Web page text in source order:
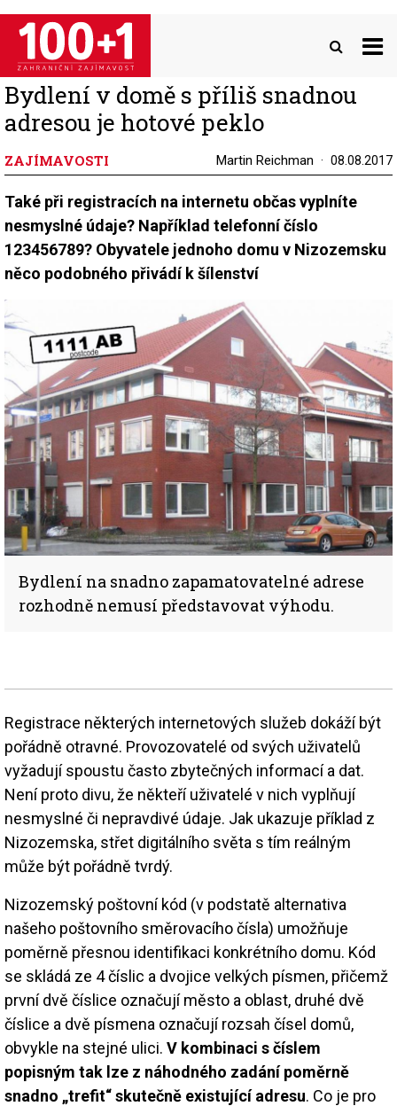
Přejít
hlavnímu
obsahu
Bydlení v domě s příliš snadnou
adresou je hotové peklo
ZAJÍMAVOSTI Martin Reichman 08.08.2017
Také při registracích na internetu občas vyplníte
nesmyslné údaje? Například telefonní číslo
123456789? Obyvatele jednoho domu v Nizozemsku
něco podobného přivádí k šílenství
Bydlení na snadno zapamatovatelné adrese
rozhodně nemusí představovat výhodu.
Registrace některých internetových služeb dokáží být
pořádně otravné. Provozovatelé od svých uživatelů
vyžadují spoustu často zbytečných informací a dat.
Není proto divu, že někteří uživatelé v nich vyplňují
nesmyslné či nepravdivé údaje. Jak ukazuje příklad z
Nizozemska, střet digitálního světa s tím reálným
může být pořádně tvrdý.
Nizozemský poštovní kód (v podstatě alternativa
našeho poštovního směrovacího čísla) umožňuje
poměrně přesnou identifikaci konkrétního domu. Kód
se skládá ze 4 číslic a dvojice velkých písmen, přičemž
první dvě číslice označují město a oblast, druhé dvě
číslice a dvě písmena označují rozsah čísel domů,
obvykle na stejné ulici. V kombinaci s číslem
popisným tak lze z náhodného zadání poměrně
snadno „trefit“ skutečně existující adresu. Co je pro